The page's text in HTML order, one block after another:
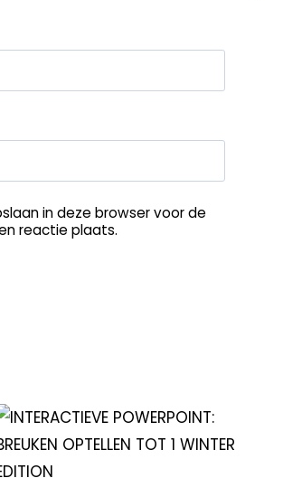
in deze browser voor de
reactie plaats.